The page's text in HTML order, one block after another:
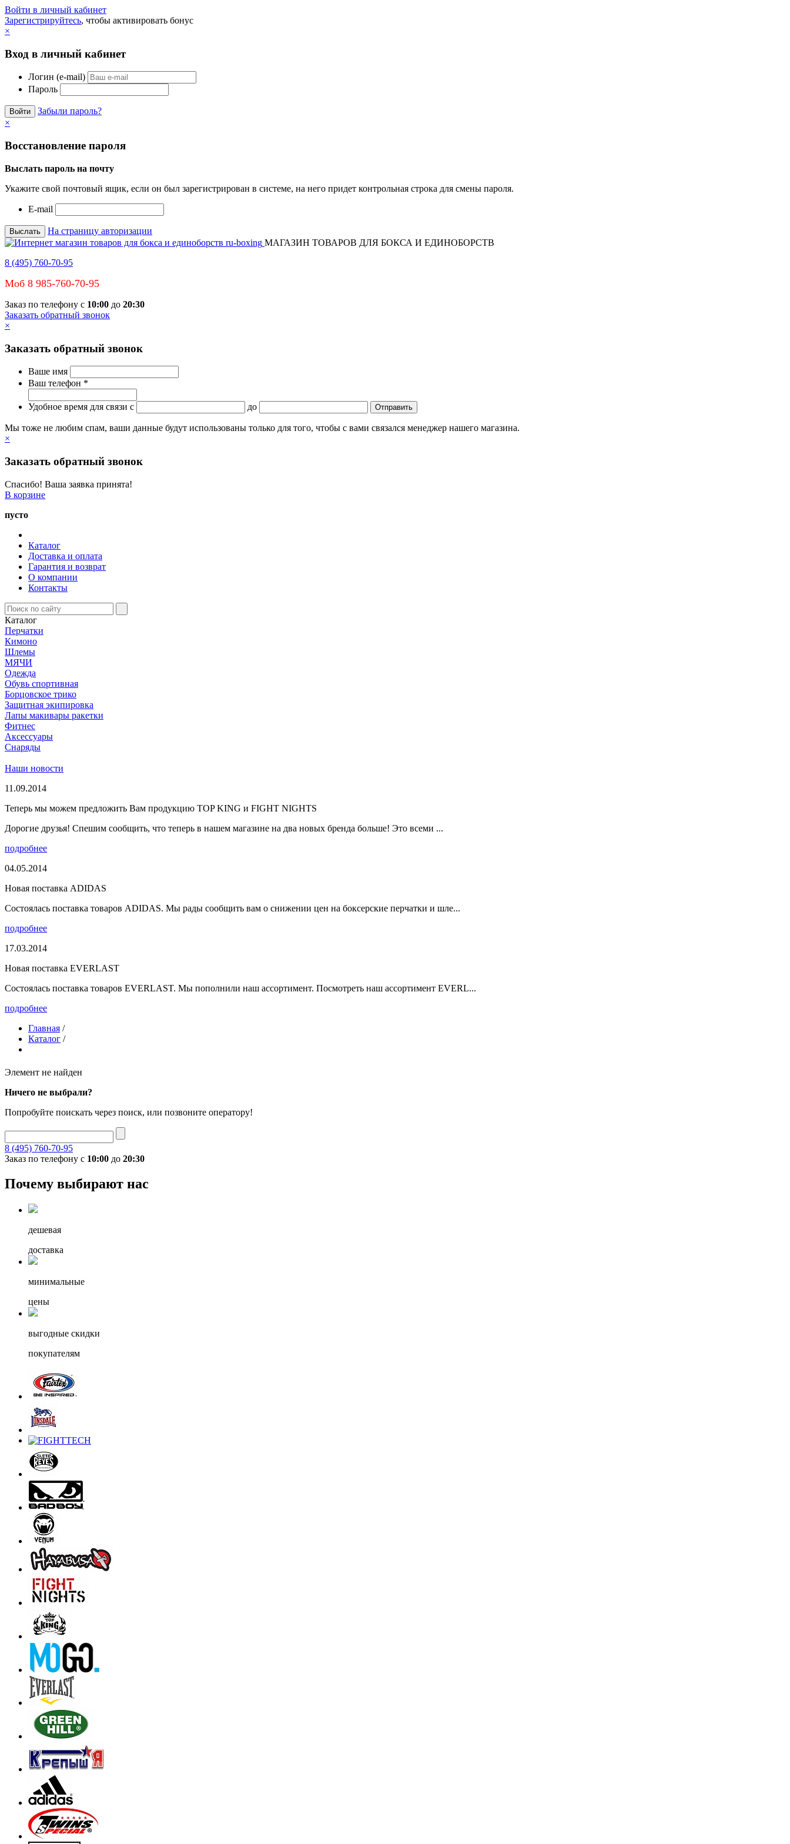
Войти в личный кабинет
Зарегистрируйтесь, чтобы активировать бонус
×
Вход в личный кабинет
Логин (e-mail)
Пароль
Забыли пароль?
×
Восстановление пароля
Выслать пароль на почту
Укажите свой почтовый ящик, если он был зарегистрирован в системе, на него придет контрольная строка для смены пароля.
E-mail
На страницу авторизации
МАГАЗИН ТОВАРОВ ДЛЯ БОКСА И ЕДИНОБОРСТВ
8 (495) 760-70-95
Моб 8 985-760-70-95
Заказ по телефону с 10:00 до 20:30
Заказать обратный звонок
×
Заказать обратный звонок
Ваше имя
Ваш телефон *
Удобное время для связи c до
Мы тоже не любим спам, ваши данные будут использованы только для того, чтобы с вами связался менеджер нашего магазина.
×
Заказать обратный звонок
Спасибо! Ваша заявка принята!
В корзине
пусто
Каталог
Доставка и оплата
Гарантия и возврат
О компании
Контакты
Каталог
Перчатки
Кимоно
Шлемы
МЯЧИ
Одежда
Обувь спортивная
Борцовское трико
Защитная экипировка
Лапы макивары ракетки
Фитнес
Аксессуары
Снаряды
Наши новости
11.09.2014
Теперь мы можем предложить Вам продукцию TOP KING и FIGHT NIGHTS
Дорогие друзья! Спешим сообщить, что теперь в нашем магазине на два новых бренда больше! Это всеми ...
подробнее
04.05.2014
Новая поставка ADIDAS
Состоялась поставка товаров ADIDAS. Мы рады сообщить вам о снижении цен на боксерские перчатки и шле...
подробнее
17.03.2014
Новая поставка EVERLAST
Состоялась поставка товаров EVERLAST. Мы пополнили наш ассортимент. Посмотреть наш ассортимент EVERL...
подробнее
Главная /
Каталог /
Элемент не найден
Ничего не выбрали?
Попробуйте поискать через поиск, или позвоните оператору!
8 (495) 760-70-95
Заказ по телефону с 10:00 до 20:30
Почему выбирают нас
дешевая
доставка
минимальные
цены
выгодные скидки
покупателям